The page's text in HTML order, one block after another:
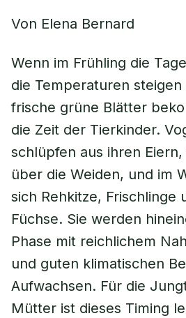
Von Elena Bernard
Wenn im Frühling die
die Temperaturen steigen
frische grüne Blätter
die Zeit der Tierkinder.
schlüpfen aus ihren
über die Weiden, und im
sich Rehkitze, Frischlinge
Füchse. Sie werden
Phase mit reichlichem
und guten klimatischen
Aufwachsen. Für die
Mütter ist dieses Timing